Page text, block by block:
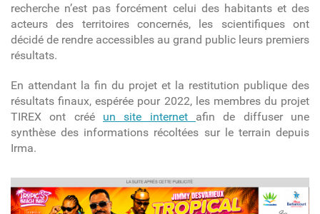
recherche n’est pas forcément celui des habitants et des
acteurs des territoires concernés, les scientifiques ont
décidé de rendre accessibles au grand public leurs premiers
résultats.
En attendant la fin du projet et la restitution publique des
résultats finaux, espérée pour 2022, les membres du projet
TIREX ont créé un site internet afin de diffuser une
synthèse des informations récoltées sur le terrain depuis
Irma.
article